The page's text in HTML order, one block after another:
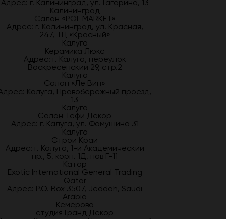
Адрес: г. Калининград, ул. Гагарина, 13
Калининград
Салон «POL MARKET»
Адрес: г. Калининград, ул. Красная,
247, ТЦ «Красный»
Калуга
Керамика Люкс
Адрес: г. Калуга, переулок
Воскресенский 29, стр.2
Калуга
Салон «Ле Вин»
Калуга, Правобережный проезд,
13
Калуга
Салон Тефи Декор
Адрес: г. Калуга, ул. Фомушина 31
Калуга
Строй Край
Адрес: г. Калуга, 1-й Академический
пр., 5, корп. 1Д, пав Г-11
Катар
Exotic International General Trading
Qatar
Адрес: P.O. Box 3507, Jeddah, Saudi
Arabia
Кемерово
студия Гранд Декор